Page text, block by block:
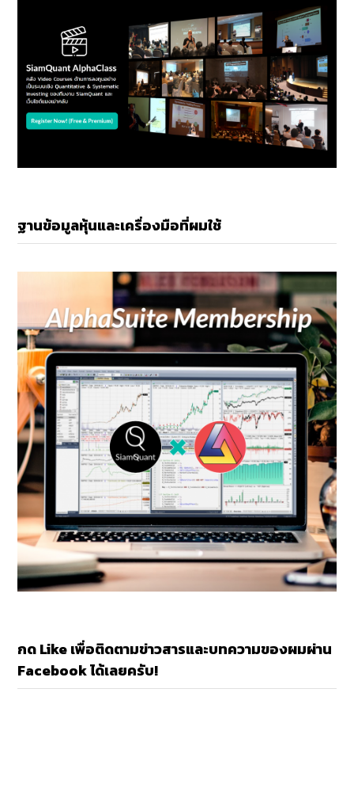
ฐานข้อมูลหุ้นและเครื่องมือที่ผมใช้
กด Like เพื่อติดตามข่าวสารและบทความของผมผ่าน
Facebook ได้เลยครับ!